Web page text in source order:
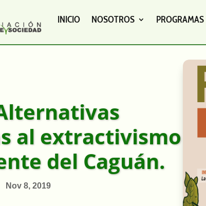
INICIO NOSOTROS PROGRAMAS
al extractivismo
del Caguán.
Nov 8, 2019